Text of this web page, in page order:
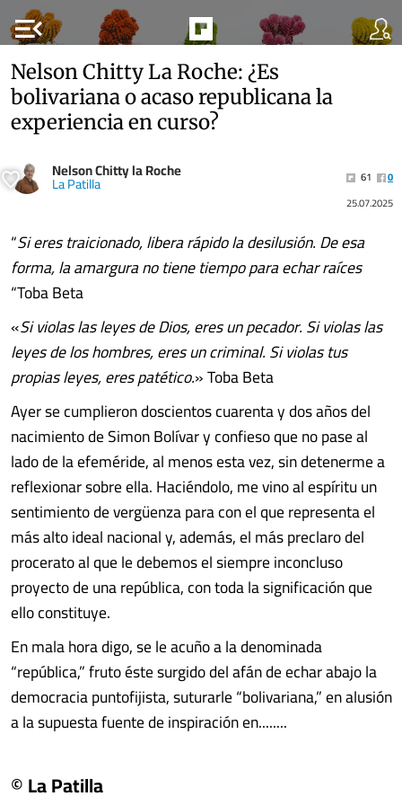
menu_open
Nelson Chitty La Roche: ¿Es
bolivariana o acaso republicana la
experiencia en curso?
Nelson Chitty la Roche
La Patilla 61
0
25.07.2025
“Si eres traicionado, libera rápido la desilusión. De esa
forma, la amargura no tiene tiempo para echar raíces
“Toba Beta
«Si violas las leyes de Dios, eres un pecador. Si violas las
leyes de los hombres, eres un criminal. Si violas tus
propias leyes, eres patético.» Toba Beta
Ayer se cumplieron doscientos cuarenta y dos años del
nacimiento de Simon Bolívar y confieso que no pase al
lado de la efeméride, al menos esta vez, sin detenerme a
reflexionar sobre ella. Haciéndolo, me vino al espíritu un
sentimiento de vergüenza para con el que representa el
más alto ideal nacional y, además, el más preclaro del
procerato al que le debemos el siempre inconcluso
proyecto de una república, con toda la significación que
ello constituye.
En mala hora digo, se le acuño a la denominada
“república,” fruto éste surgido del afán de echar abajo la
democracia puntofijista, suturarle “bolivariana,” en alusión
a la supuesta fuente de inspiración en........
© La Patilla